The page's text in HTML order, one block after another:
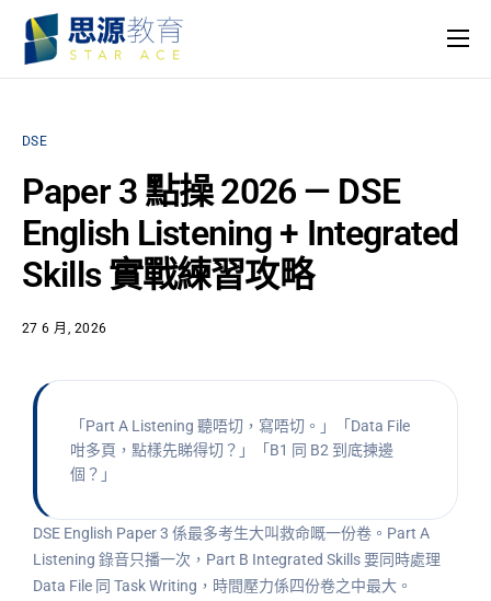
主頁
思源專欄
關於我們
DSE
Paper 3 點操 2026 — DSE
English Listening + Integrated
Skills 實戰練習攻略
27 6 月, 2026
「Part A Listening 聽唔切，寫唔切。」「Data File
咁多頁，點樣先睇得切？」「B1 同 B2 到底揀邊
個？」
DSE English Paper 3 係最多考生大叫救命嘅一份卷。Part A
Listening 錄音只播一次，Part B Integrated Skills 要同時處理
Data File 同 Task Writing，時間壓力係四份卷之中最大。